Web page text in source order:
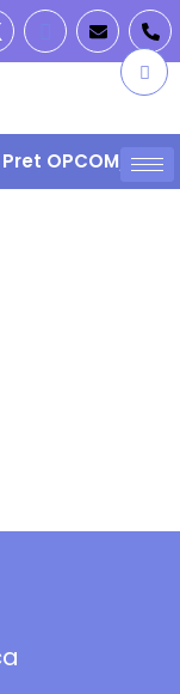
Pret OPCOM/PZU